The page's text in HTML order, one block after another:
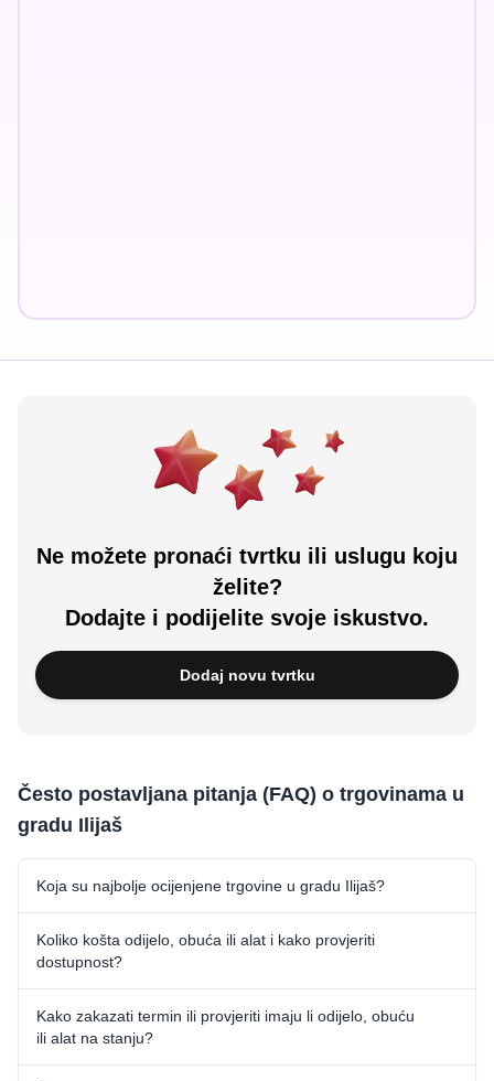
Ne možete pronaći tvrtku ili uslugu koju
želite?
Dodajte i podijelite svoje iskustvo.
Dodaj novu tvrtku
Često postavljana pitanja (FAQ) o trgovinama u
gradu Ilijaš
Koja su najbolje ocijenjene trgovine u gradu Ilijaš?
Koliko košta odijelo, obuća ili alat i kako provjeriti
dostupnost?
Kako zakazati termin ili provjeriti imaju li odijelo, obuću
ili alat na stanju?